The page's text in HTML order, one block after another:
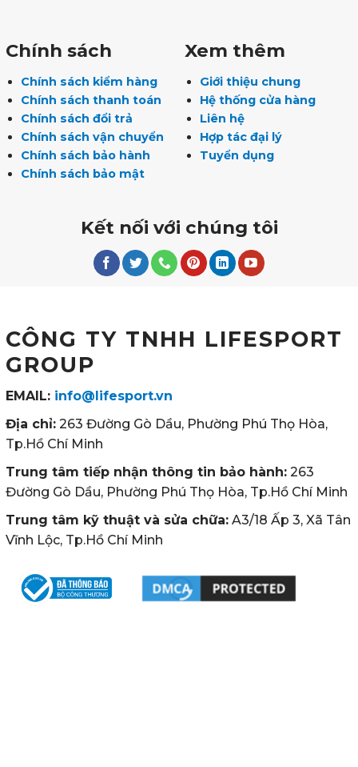
Chính sách
Chính sách kiểm hàng
Chính sách thanh toán
Chính sách đổi trả
Chính sách vận chuyển
Chính sách bảo hành
Chính sách bảo mật
Xem thêm
Giới thiệu chung
Hệ thống cửa hàng
Liên hệ
Hợp tác đại lý
Tuyển dụng
Kết nối với chúng tôi
CÔNG TY TNHH LIFESPORT
GROUP
EMAIL: info@lifesport.vn
Địa chỉ: 263 Đường Gò Dầu, Phường Phú Thọ Hòa,
Tp.Hồ Chí Minh
Trung tâm tiếp nhận thông tin bảo hành: 263
Đường Gò Dầu, Phường Phú Thọ Hòa, Tp.Hồ Chí Minh
Trung tâm kỹ thuật và sửa chữa: A3/18 Ấp 3, Xã Tân
Vĩnh Lộc, Tp.Hồ Chí Minh